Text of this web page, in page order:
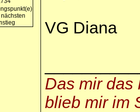
VG Diana
Das mir das
blieb mir im